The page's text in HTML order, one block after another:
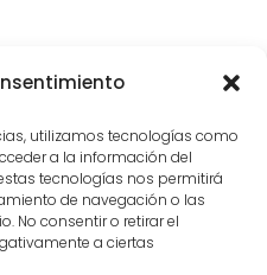
utilizamos tecnologías como
a la información del
tecnologías nos permitirá
de navegación o las
No consentir o retirar el
a ciertas
a tu instrumento.
y descubre
confían en